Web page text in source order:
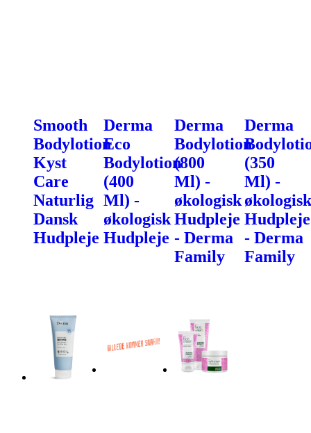
Smooth
Bodylotion
Kyst
Care
Naturlig
Dansk
Hudpleje
Derma
Eco
Bodylotion
(400
Ml) -
økologisk
Hudpleje
Derma
Bodylotion
(800
Ml) -
økologisk
Hudpleje
- Derma
Family
Derma
(350
Ml) -
økologisk
Hudpleje
- Derma
Family